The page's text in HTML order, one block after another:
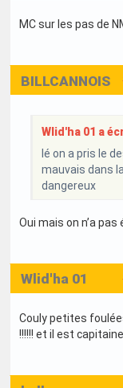
MC sur les pas de
BILLCANNOIS
Wlid'ha 01 a
lé on a pris le
mauvais dans
dangereux
Oui mais on n’a
Wlid'ha 01
Couly petites
!!!!!! et il est capitaine